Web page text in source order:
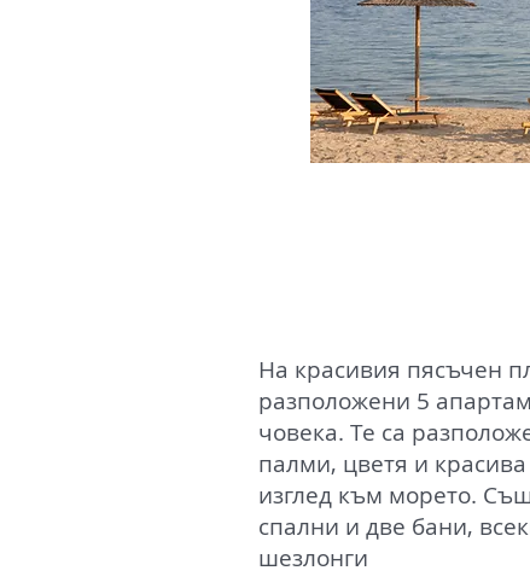
На красивия пясъчен
разположени 5
човека. Те са
палми, цветя и
изглед към морето.
спални и две бани,
шезлонги